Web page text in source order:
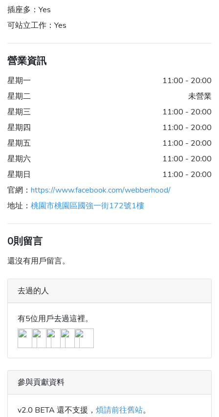
插座多： Yes
可站立工作： Yes
營業資訊
星期一
11:00 - 20:00
星期二
未營業
星期三
11:00 - 20:00
星期四
11:00 - 20:00
星期五
11:00 - 20:00
星期六
11:00 - 20:00
星期日
11:00 - 20:00
官網： https://www.facebook.com/webberhood/
地址： 桃園市桃園區國強一街172號1樓
0則留言
還沒有用戶留言。
去過的人
有5位用戶去過這裡。
參與貢獻資料
v2.0 BETA 還不支援， 煩請前往舊站。